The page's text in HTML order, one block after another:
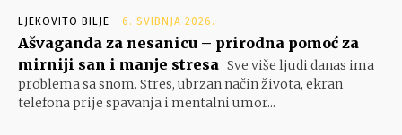
LJEKOVITO BILJE 6. SVIBNJA 2026.
Ašvaganda za nesanicu – prirodna pomoć za
mirniji san i manje stresa Sve više ljudi danas ima
problema sa snom. Stres, ubrzan način života, ekran
telefona prije spavanja i mentalni umor...